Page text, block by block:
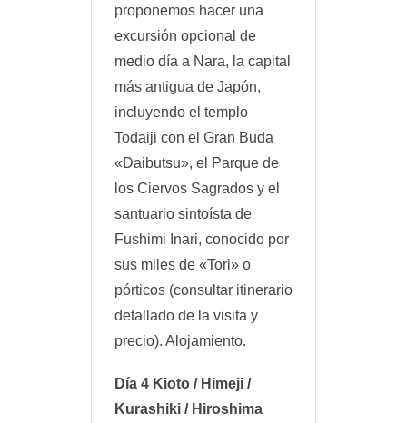
proponemos hacer una
excursión opcional de
medio día a Nara, la capital
más antigua de Japón,
incluyendo el templo
Todaiji con el Gran Buda
«Daibutsu», el Parque de
los Ciervos Sagrados y el
santuario sintoísta de
Fushimi Inari, conocido por
sus miles de «Tori» o
pórticos (consultar itinerario
detallado de la visita y
precio). Alojamiento.
Día 4 Kioto / Himeji /
Kurashiki / Hiroshima